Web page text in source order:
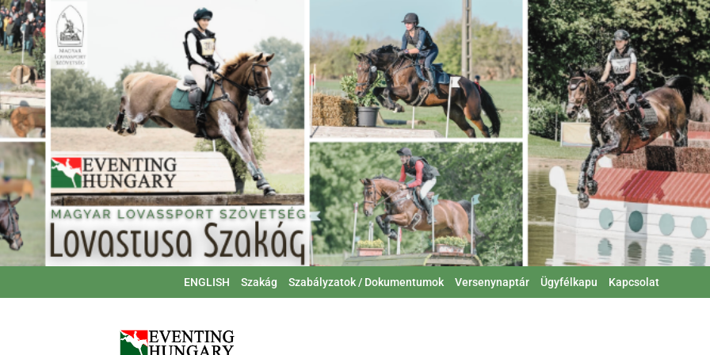
ENGLISH Szakág Szabályzatok / Dokumentumok Versenynaptár Ügyfélkapu Kapcsolat